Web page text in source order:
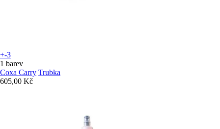
+-3
1 barev
Coxa Carry Trubka
605,00 Kč